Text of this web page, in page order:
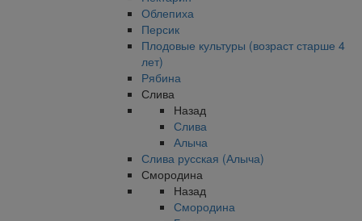
Облепиха
Персик
Плодовые культуры (возраст старше 4
лет)
Рябина
Слива
Назад
Слива
Алыча
Слива русская (Алыча)
Смородина
Назад
Смородина